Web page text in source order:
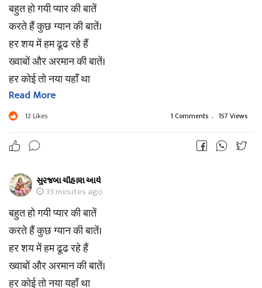
बहुत हो गयी प्यार की बातें
करते हैं कुछ ग्यान की बातें।
हर शय में हम ढूढ रहे हैं
ख्वाबों और अरमान की बातें।
हर कोई तो नया यहाँ था
फिर करते क्यूँ अनुभव की बातें।
चेहरे का हर भाव देखा
फिर करते क्यूँ अनजान की बातें।
तो क्या है कर्म से हीन
फिर क्या है संग्यान की बातें
तो फिर क्या है ग्यान की बातें।।।।
Read More
12Likes 1 Comments . 157 Views
સુરજબા ચૌહાણ આર્ય
33 minutes ago
बहुत हो गयी प्यार की बातें
करते हैं कुछ ग्यान की बातें।
हर शय में हम ढूढ रहे हैं
ख्वाबों और अरमान की बातें।
हर कोई तो नया यहाँ था